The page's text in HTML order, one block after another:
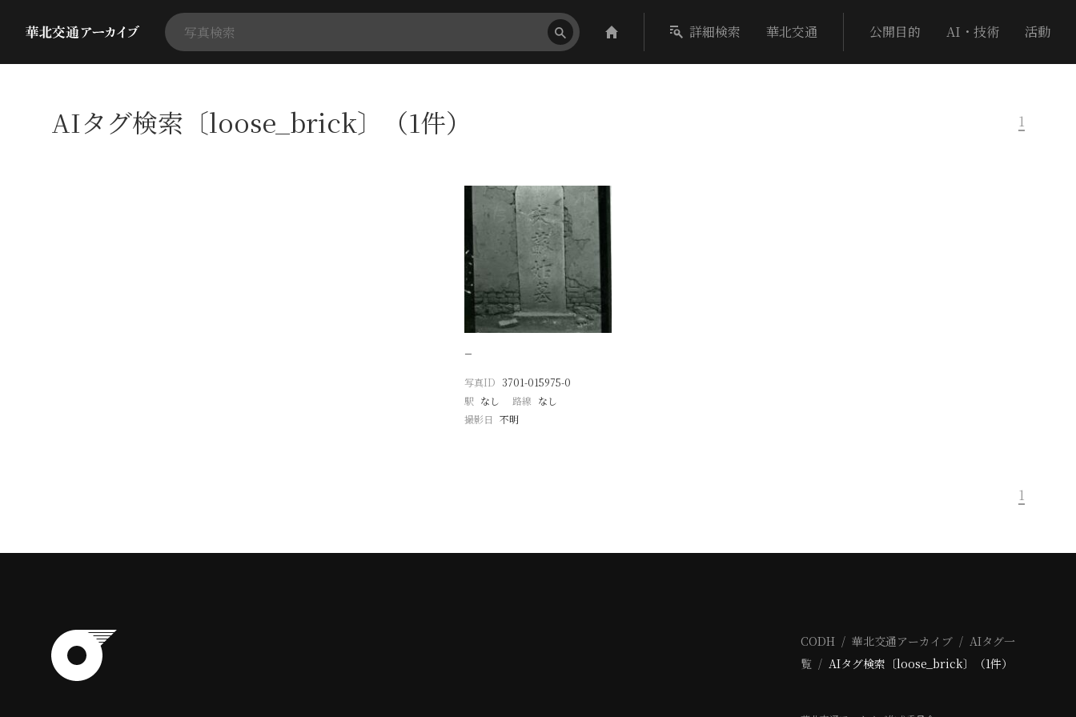
詳細検索 華北交通 公開目的 AI・技術 活動
AIタグ検索〔loose_brick〕（1件） 1
−
写真ID 3701-015975-0
駅 なし 路線 なし
撮影日 不明
1
CODH 華北交通アーカイブ
AIタグ一
覧
AIタグ検索〔loose_brick〕（1件）